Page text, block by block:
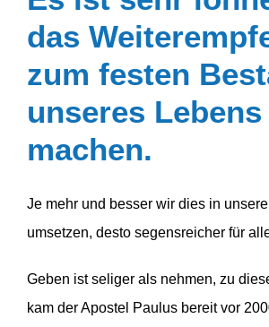
das
zum festen
unseres Lebens
machen.
Je mehr und besser wir dies in
umsetzen, desto segens­reicher für
Geben ist seliger als nehmen, zu
kam der Apostel Paulus bereit vor